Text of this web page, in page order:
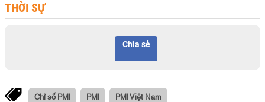
THỜI SỰ
Chia sẻ
Chỉ số PMI PMI PMI Việt Nam